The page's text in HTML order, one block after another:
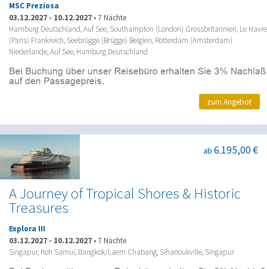
MSC Preziosa
03.12.2027 - 10.12.2027 • 7 Nächte
Hamburg Deutschland, Auf See, Southampton (London) Grossbritannien, Le Havre
(Paris) Frankreich, Seebrügge (Brügge) Belgien, Rotterdam (Amsterdam)
Niederlande, Auf See, Hamburg Deutschland
zum Angebot
A Journey of Tropical Shores & Historic
Treasures
ab 6.195,00 €
Explora III
03.12.2027 - 10.12.2027 • 7 Nächte
Singapur, Koh Samui, Bangkok/Laem Chabang, Sihanoukville, Singapur